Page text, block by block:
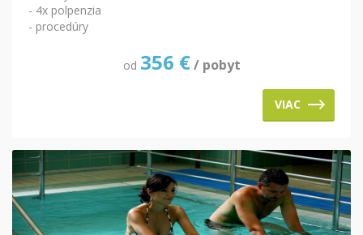
- 4x polpenzia
- procedúry
od 356 € / pobyt
VIAC